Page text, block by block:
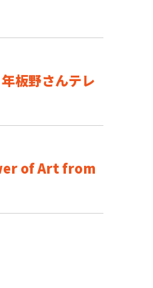
板野さんテレ
of Art from